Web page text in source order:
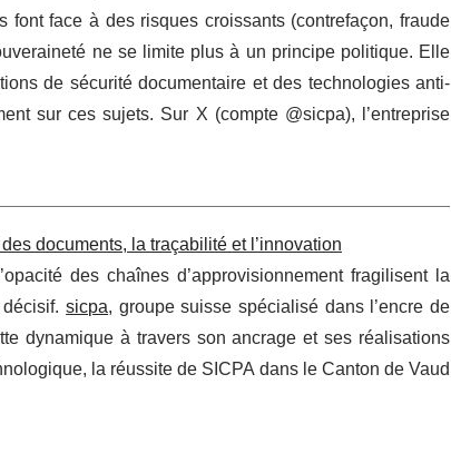
face à des risques croissants (contrefaçon, fraude
ne se limite plus à un principe politique. Elle
de sécurité documentaire et des technologies anti-
sur ces sujets. Sur X (compte @sicpa), l’entreprise
documents, la traçabilité et l’innovation
des chaînes d’approvisionnement fragilisent la
décisif.sicpa, groupe suisse spécialisé dans l’encre de
dynamique à travers son ancrage et ses réalisations
la réussite de SICPA dans le Canton de Vaud